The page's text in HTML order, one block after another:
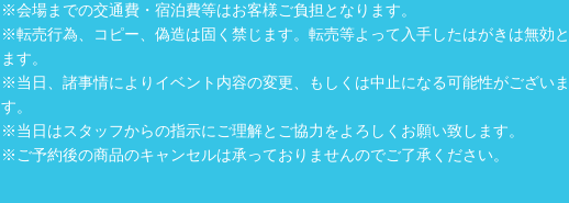
※会場までの交通費・宿泊費等はお客様ご負担となります。
※転売行為、コピー、偽造は固く禁じます。転売等よって入手したはがきは無効
ます。
※当日、諸事情によりイベント内容の変更、もしくは中止になる可能性がございま
す。
※当日はスタッフからの指示にご理解とご協力をよろしくお願い致します。
※ご予約後の商品のキャンセルは承っておりませんのでご了承ください。